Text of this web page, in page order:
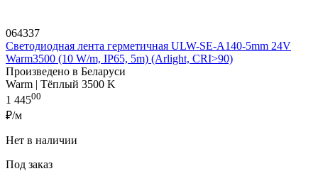
064337
Светодиодная лента герметичная ULW-SE-A140-5mm 24V
Warm3500 (10 W/m, IP65, 5m) (Arlight, CRI>90)
Произведено в Беларуси
Warm | Тёплый 3500 K
1 44500
₽/м
Нет в наличии
Под заказ